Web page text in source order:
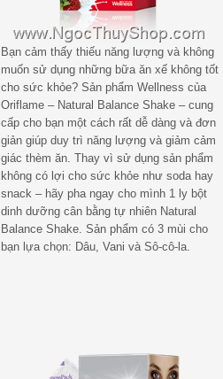
Bạn cảm thấy thiếu năng lượng và không
muốn sử dụng những bữa ăn xế không tốt
cho sức khỏe? Sản phẩm Wellness của
Oriflame – Natural Balance Shake – cung
cấp cho bạn một cách rất dễ dàng và đơn
giản giúp duy trì năng lượng và giảm cảm
giác thèm ăn. Thay vì sử dụng sản phẩm
không có lợi cho sức khỏe như soda hay
snack – hãy pha ngay cho mình 1 ly bột
dinh dưỡng cân bằng tự nhiên Natural
Balance Shake. Sản phẩm có 3 mùi cho
bạn lựa chọn: Dâu, Vani và Sô-cô-la.